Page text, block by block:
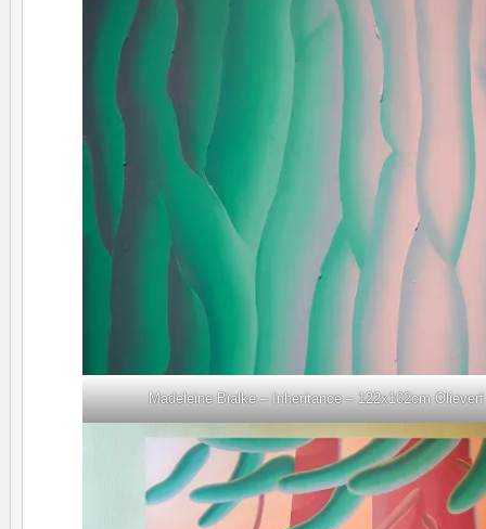
Madeleine Bialke – Inheritance – 122x102cm